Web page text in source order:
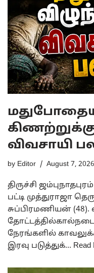
விவசாயி
by Editor August 7, 2026
திருச்சி
பட்டி முத்துராஜா
சுப்பிரமணியன்
நேரங்களில்
இரவு படுத்துக்… Read